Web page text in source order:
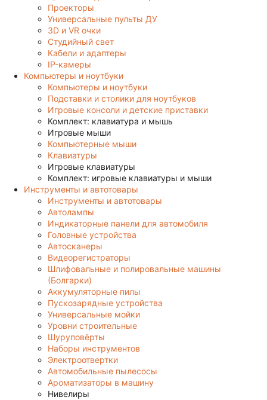
Проекторы
Универсальные пульты ДУ
3D и VR очки
Студийный свет
Кабели и адаптеры
IP-камеры
Компьютеры и ноутбуки
Компьютеры и ноутбуки
Подставки и столики для ноутбуков
Игровые консоли и детские приставки
Комплект: клавиатура и мышь
Игровые мыши
Компьютерные мыши
Клавиатуры
Игровые клавиатуры
Комплект: игровые клавиатуры и мыши
Инструменты и автотовары
Инструменты и автотовары
Автолампы
Индикаторные панели для автомобиля
Головные устройства
Автосканеры
Видеорегистраторы
Шлифовальные и полировальные машины
(Болгарки)
Аккумуляторные пилы
Пускозарядные устройства
Универсальные мойки
Уровни строительные
Шуруповёрты
Наборы инструментов
Электроотвертки
Автомобильные пылесосы
Ароматизаторы в машину
Нивелиры